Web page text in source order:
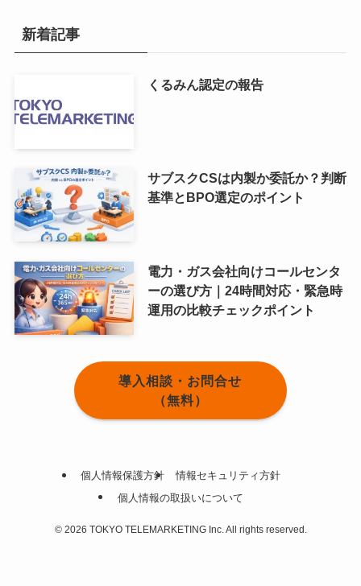
新着記事
くるみん認定の報告
サブスクCSは内製か委託か？判断
基準とBPO選定のポイント
電力・ガス会社向けコールセンタ
ーの選び方｜24時間対応・緊急時
運用の比較チェックポイント
導入相談・お問合せ
（無料）
個人情報保護方針
情報セキュリティ方針
個人情報の取扱いについて
©2026 TOKYO TELEMARKETING Inc. All rights reserved.